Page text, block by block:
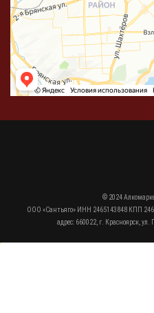
© 2024
ООО «Сантьяго» ИНН 2465143848 КПП
адрес: 660022, г. Красноярск,